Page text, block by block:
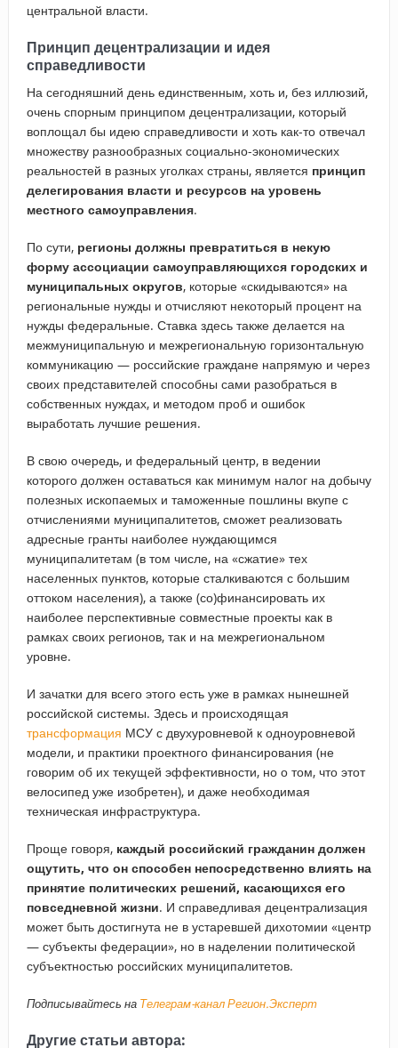
центральной власти.
Принцип децентрализации и идея
справедливости
На сегодняшний день единственным, хоть и, без иллюзий,
очень спорным принципом децентрализации, который
воплощал бы идею справедливости и хоть как-то отвечал
множеству разнообразных социально-экономических
реальностей в разных уголках страны, является принцип
делегирования власти и ресурсов на уровень
местного самоуправления.
По сути, регионы должны превратиться в некую
форму ассоциации самоуправляющихся городских и
муниципальных округов, которые «скидываются» на
региональные нужды и отчисляют некоторый процент на
нужды федеральные. Ставка здесь также делается на
межмуниципальную и межрегиональную горизонтальную
коммуникацию — российские граждане напрямую и через
своих представителей способны сами разобраться в
собственных нуждах, и методом проб и ошибок
выработать лучшие решения.
В свою очередь, и федеральный центр, в ведении
которого должен оставаться как минимум налог на добычу
полезных ископаемых и таможенные пошлины вкупе с
отчислениями муниципалитетов, сможет реализовать
адресные гранты наиболее нуждающимся
муниципалитетам (в том числе, на «сжатие» тех
населенных пунктов, которые сталкиваются с большим
оттоком населения), а также (со)финансировать их
наиболее перспективные совместные проекты как в
рамках своих регионов, так и на межрегиональном
уровне.
И зачатки для всего этого есть уже в рамках нынешней
российской системы. Здесь и происходящая
трансформация МСУ с двухуровневой к одноуровневой
модели, и практики проектного финансирования (не
говорим об их текущей эффективности, но о том, что этот
велосипед уже изобретен), и даже необходимая
техническая инфраструктура.
Проще говоря, каждый российский гражданин должен
ощутить, что он способен непосредственно влиять на
принятие политических решений, касающихся его
повседневной жизни. И справедливая децентрализация
может быть достигнута не в устаревшей дихотомии «центр
— субъекты федерации», но в наделении политической
субъектностью российских муниципалитетов.
Подписывайтесь на Телеграм-канал Регион.Эксперт
Другие статьи автора: